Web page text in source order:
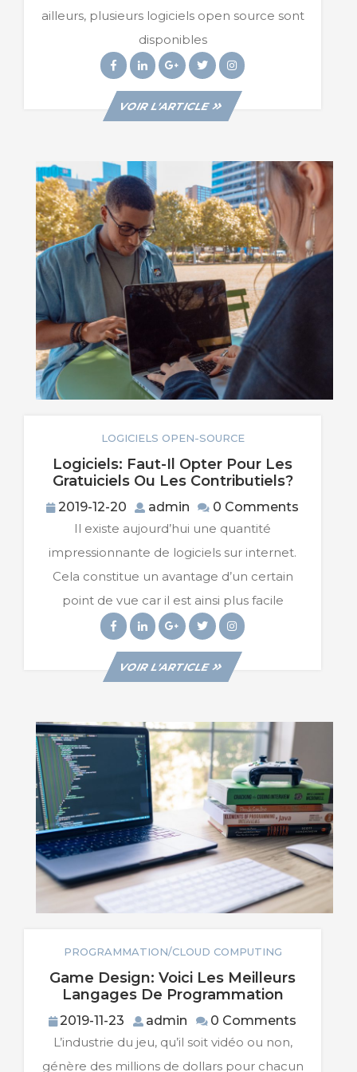
Être
ailleurs, plusieurs logiciels open source sont
disponibles
Facebook
LinkedinGoogleplus
TwitterInstagram
VOIR L'ARTICLE
VIEW
POST
LOGICIELS OPEN-SOURCE
Logiciels: Faut-Il Opter Pour Les
Gratuiciels Ou Les Contributiels?
Il
Pour
2019-12-20 2019-
12-
admin admin
0 Comments
Il existe aujourd’hui une quantité
impressionnante de logiciels sur internet.
Cela constitue un avantage d’un certain
point de vue car il est ainsi plus facile
Facebook
LinkedinGoogleplus
TwitterInstagram
VOIR L'ARTICLE
VIEW
POST
PROGRAMMATION/CLOUD COMPUTING
Game Design: Voici Les Meilleurs
Langages De ProgrammationGame
Voici
Les
Meilleurs
2019-11-23
2019-
11-
23
admin admin
0 Comments
L’industrie du jeu, qu’il soit vidéo ou non,
génère des millions de dollars pour chacun